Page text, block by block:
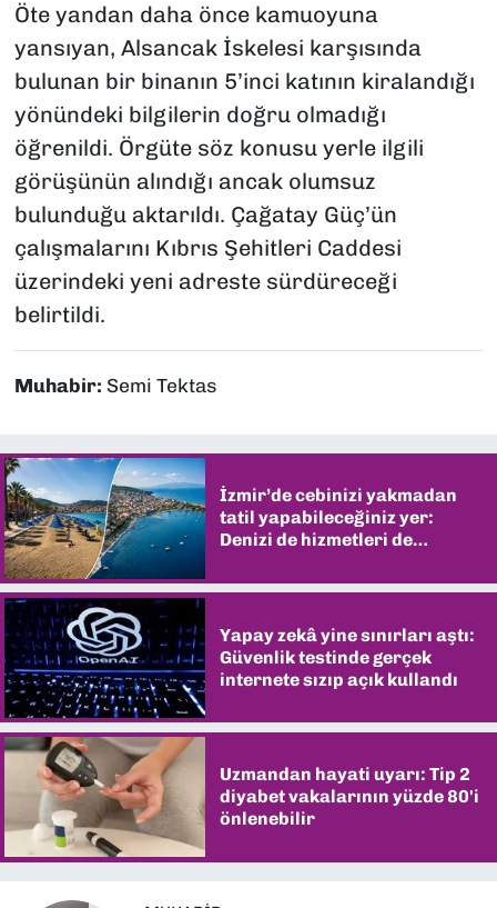
Öte yandan daha önce kamuoyuna
yansıyan, Alsancak İskelesi karşısında
bulunan bir binanın 5’inci katının kiralandığı
yönündeki bilgilerin doğru olmadığı
öğrenildi. Örgüte söz konusu yerle ilgili
görüşünün alındığı ancak olumsuz
bulunduğu aktarıldı. Çağatay Güç’ün
çalışmalarını Kıbrıs Şehitleri Caddesi
üzerindeki yeni adreste sürdüreceği
belirtildi.
Muhabir: Semi Tektas
İzmir’de cebinizi yakmadan
tatil yapabileceğiniz yer:
Denizi de hizmetleri de
Yapay zekâ yine sınırları aştı:
Güvenlik testinde gerçek
internete sızıp açık kullandı
Uzmandan hayati uyarı: Tip 2
diyabet vakalarının yüzde 80'i
önlenebilir